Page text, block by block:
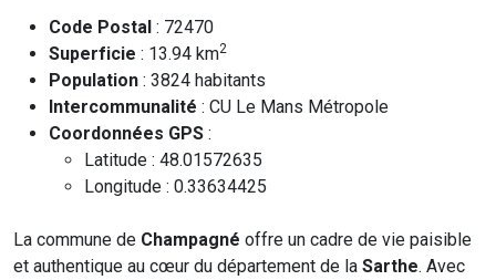
Code Postal : 72470
Superficie : 13.94 km2
Population : 3824 habitants
Intercommunalité : CU Le Mans Métropole
Coordonnées GPS :
Latitude : 48.01572635
Longitude : 0.33634425
La commune de Champagné offre un cadre de vie paisible
et authentique au cœur du département de la Sarthe. Avec